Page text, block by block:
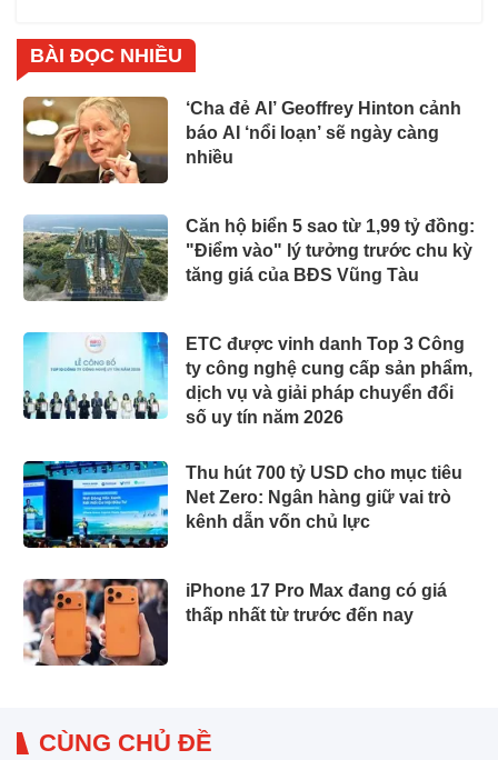
BÀI ĐỌC NHIỀU
‘Cha đẻ AI’ Geoffrey Hinton cảnh
báo AI ‘nổi loạn’ sẽ ngày càng
nhiều
Căn hộ biển 5 sao từ 1,99 tỷ đồng:
"Điểm vào" lý tưởng trước chu kỳ
tăng giá của BĐS Vũng Tàu
ETC được vinh danh Top 3 Công
ty công nghệ cung cấp sản phẩm,
dịch vụ và giải pháp chuyển đổi
số uy tín năm 2026
Thu hút 700 tỷ USD cho mục tiêu
Net Zero: Ngân hàng giữ vai trò
kênh dẫn vốn chủ lực
iPhone 17 Pro Max đang có giá
thấp nhất từ trước đến nay
CÙNG CHỦ ĐỀ